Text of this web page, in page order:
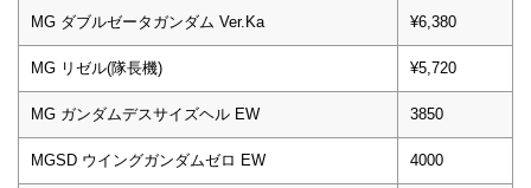
MG ダブルゼータガンダム Ver.Ka ¥6,380
MG リゼル(隊長機) ¥5,720
MG ガンダムデスサイズヘル EW 3850
MGSD ウイングガンダムゼロ EW 4000